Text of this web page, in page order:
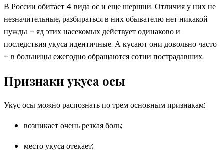
В России обитает 4 вида ос и еще шершни. Отличия у них не
незначительные, разбираться в них обывателю нет никакой
нужды – яд этих насекомых действует одинаково и
последствия укуса идентичные. А кусают они довольно часто
– в больницы ежегодно обращаются сотни пострадавших.
Признаки укуса осы
Укус осы можно распознать по трем основным признакам:
возникает очень резкая боль;
место укуса отекает;